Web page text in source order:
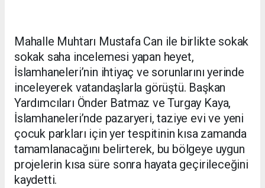
Mahalle Muhtarı Mustafa Can ile birlikte sokak
sokak saha incelemesi yapan heyet,
İslamhaneleri’nin ihtiyaç ve sorunlarını yerinde
inceleyerek vatandaşlarla görüştü. Başkan
Yardımcıları Önder Batmaz ve Turgay Kaya,
İslamhaneleri’nde pazaryeri, taziye evi ve yeni
çocuk parkları için yer tespitinin kısa zamanda
tamamlanacağını belirterek, bu bölgeye uygun
projelerin kısa süre sonra hayata geçirileceğini
kaydetti.